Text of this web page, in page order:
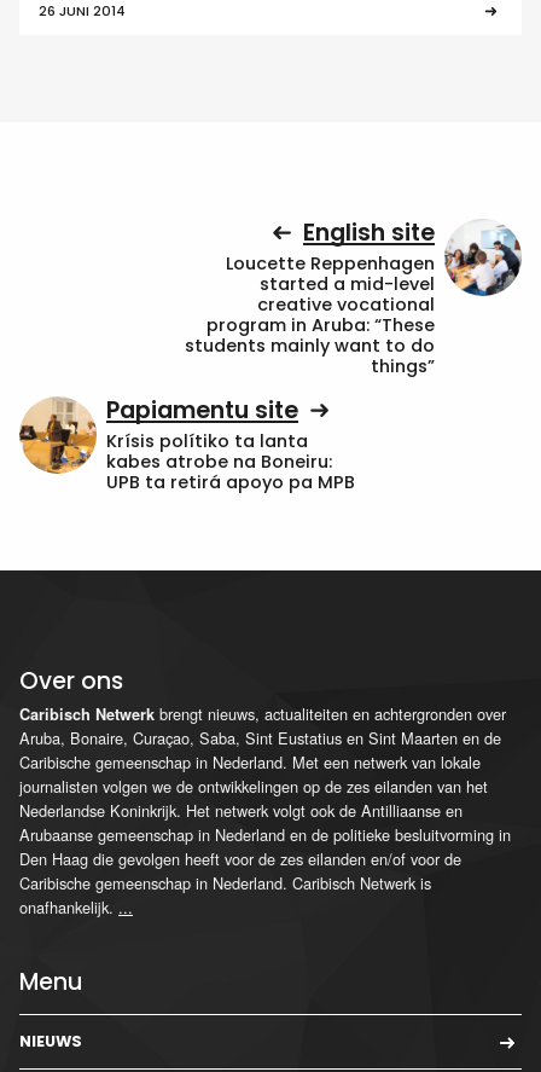
26 JUNI 2014
English site
Loucette Reppenhagen
started a mid-level
creative vocational
program in Aruba: “These
students mainly want to do
things”
Papiamentu site
Krísis polítiko ta lanta
kabes atrobe na Boneiru:
UPB ta retirá apoyo pa MPB
Over ons
Caribisch Netwerk brengt nieuws, actualiteiten en achtergronden over
Aruba, Bonaire, Curaçao, Saba, Sint Eustatius en Sint Maarten en de
Caribische gemeenschap in Nederland. Met een netwerk van lokale
journalisten volgen we de ontwikkelingen op de zes eilanden van het
Nederlandse Koninkrijk. Het netwerk volgt ook de Antilliaanse en
Arubaanse gemeenschap in Nederland en de politieke besluitvorming in
Den Haag die gevolgen heeft voor de zes eilanden en/of voor de
Caribische gemeenschap in Nederland. Caribisch Netwerk is
onafhankelijk. ...
Menu
NIEUWS